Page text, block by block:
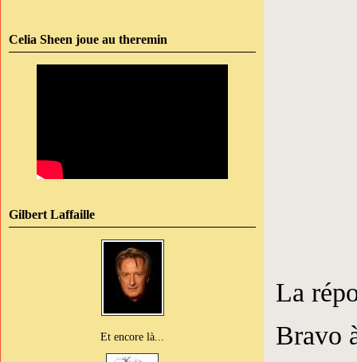
Celia Sheen joue au theremin
Gilbert Laffaille
Et encore là...
La
Bravo